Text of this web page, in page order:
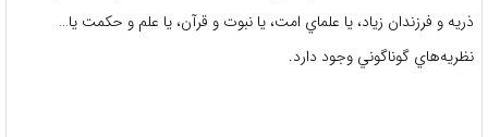
ذريه و فرزندان زياد، يا علماي امت، يا نبوت و قرآن، يا علم و حكمت ‏يا…
نظريه‌هاي گوناگوني وجود دارد.